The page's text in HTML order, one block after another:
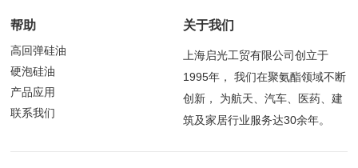
帮助
高回弹硅油
硬泡硅油
产品应用
联系我们
关于我们
上海启光工贸有限公司创立于
1995年， 我们在聚氨酯领域不断
创新， 为航天、汽车、医药、建
筑及家居行业服务达30余年。